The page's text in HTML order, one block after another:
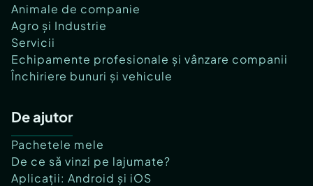
Animale de companie
Agro și Industrie
Servicii
Echipamente profesionale și vânzare companii
Închiriere bunuri și vehicule
De ajutor
Pachetele mele
De ce să vinzi pe lajumate?
Aplicații: Android și iOS